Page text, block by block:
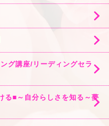
グ講座/リーディングセラ
る■～自分らしさを知る～夢